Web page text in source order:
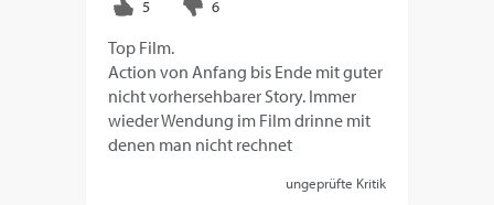
Top Film.
Action von Anfang bis Ende mit guter
nicht vorhersehbarer Story. Immer
wieder Wendung im Film drinne mit
denen man nicht rechnet
ungeprüfte Kritik